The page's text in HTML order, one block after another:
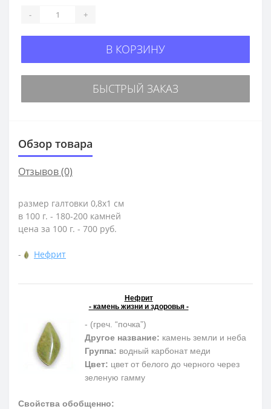
- +
В КОРЗИНУ
БЫСТРЫЙ ЗАКАЗ
Обзор товара
Отзывов (0)
размер галтовки 0,8x1 см
в 100 г. - 180-200 камней
цена за 100 г. - 700 руб.
- Нефрит
Нефрит
- камень жизни и здоровья -
- (греч. “почка”)
Другое название: камень земли и неба
Группа: водный карбонат меди
Цвет: цвет от белого до черного через
зеленую гамму
Свойства обобщенно: